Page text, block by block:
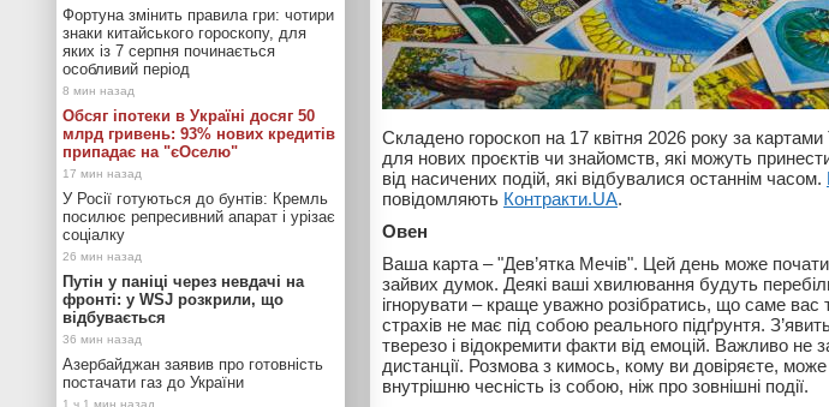
Складено гороскоп на 17 квітня 2026 року за
для нових проєктів чи знайомств, які можуть
від насичених подій, які відбувалися останнім часом.
повідомляють Контракти.UA.
Овен
Ваша карта – "Дев’ятка Мечів". Цей день може
зайвих думок. Деякі ваші хвилювання будуть
ігнорувати – краще уважно розібратись, що саме
страхів не має під собою реального підґрунтя.
тверезо і відокремити факти від емоцій. Важливо не
дистанції. Розмова з кимось, кому ви довіряєте,
внутрішню чесність із собою, ніж про зовнішні події.
Фортуна змінить правила гри: чотири
знаки китайського гороскопу, для
яких із 7 серпня починається
особливий період
Обсяг іпотеки в Україні досяг 50
млрд гривень: 93% нових кредитів
припадає на "єОселю"
У Росії готуються до бунтів: Кремль
посилює репресивний апарат і урізає
соціалку
Путін у паніці через невдачі на
фронті: у WSJ розкрили, що
відбувається
Азербайджан заявив про готовність
постачати газ до України